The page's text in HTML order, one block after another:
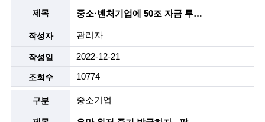
n
e
e
r
s
f
중소·벤처기업에 50조 자금 투입한다 벤처모펀드 만들고 M&A 규제 완화도
관리자
2022-12-21
10774
중소기업